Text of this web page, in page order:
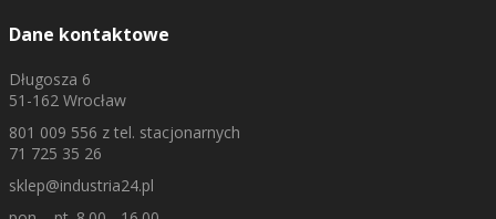
Dane kontaktowe
Długosza 6
51-162 Wrocław
801 009 556 z tel. stacjonarnych
71 725 35 26
sklep@industria24.pl